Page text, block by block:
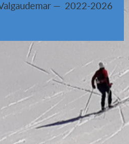
— 2022-2026